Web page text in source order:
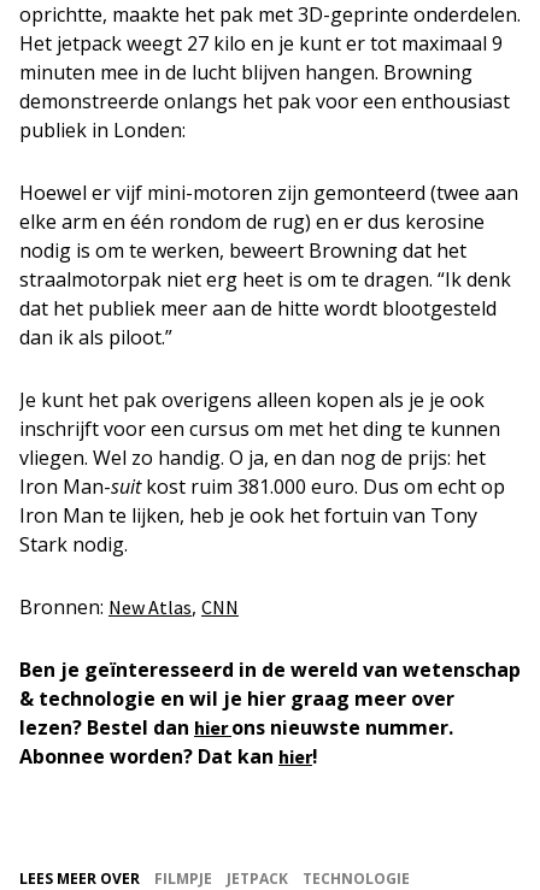
oprichtte, maakte het pak met 3D-geprinte onderdelen.
Het jetpack weegt 27 kilo en je kunt er tot maximaal 9
minuten mee in de lucht blijven hangen. Browning
demonstreerde onlangs het pak voor een enthousiast
publiek in Londen:
Hoewel er vijf mini-motoren zijn gemonteerd (twee aan
elke arm en één rondom de rug) en er dus kerosine
nodig is om te werken, beweert Browning dat het
straalmotorpak niet erg heet is om te dragen. “Ik denk
dat het publiek meer aan de hitte wordt blootgesteld
dan ik als piloot.”
Je kunt het pak overigens alleen kopen als je je ook
inschrijft voor een cursus om met het ding te kunnen
vliegen. Wel zo handig. O ja, en dan nog de prijs: het
Iron Man-suitkost ruim 381.000 euro. Dus om echt op
Iron Man te lijken, heb je ook het fortuin van Tony
Stark nodig.
Bronnen: New Atlas, CNN
Ben je geïnteresseerd in de wereld van wetenschap
& technologie en wil je hier graag meer over
lezen? Bestel dan hierons nieuwste nummer.
Abonnee worden? Dat kan hier!
LEES MEER OVER FILMPJE JETPACK
TECHNOLOGIE